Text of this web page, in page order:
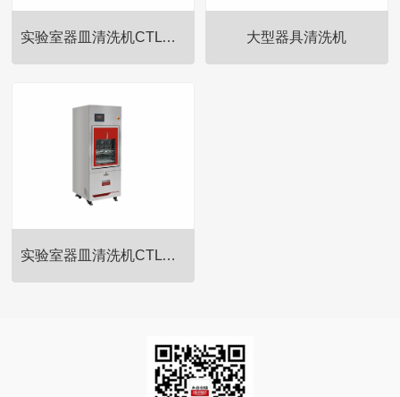
实验室器皿清洗机CTLW-280 大型器具清洗机
实验室器皿清洗机CTLW-320